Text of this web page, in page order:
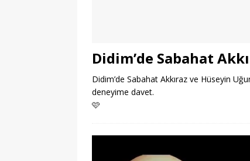
Didim’de Sabahat
Didim’de Sabahat Akkıraz ve Hüseyin
deneyime davet.
🩷